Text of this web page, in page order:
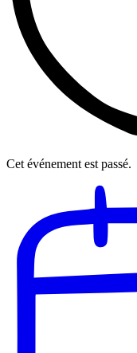
Cet événement est passé.